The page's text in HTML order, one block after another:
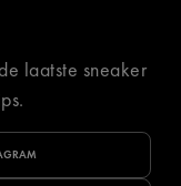
laatste sneaker